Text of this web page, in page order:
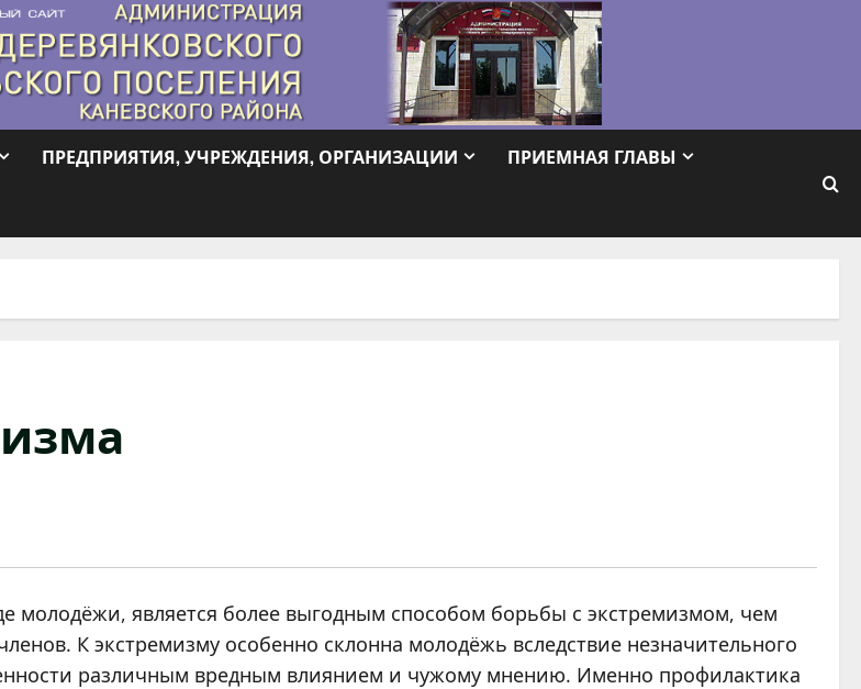
ПРЕДПРИЯТИЯ, УЧРЕЖДЕНИЯ, ОРГАНИЗАЦИИ ПРИЕМНАЯ ГЛАВЫ
молодёжи, является более выгодным способом борьбы с экстремизмом, чем
К экстремизму особенно склонна молодёжь вследствие незначительного
различным вредным влиянием и чужому мнению. Именно профилактика